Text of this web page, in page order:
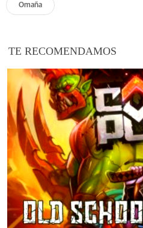
Omaña
TE RECOMENDAMOS